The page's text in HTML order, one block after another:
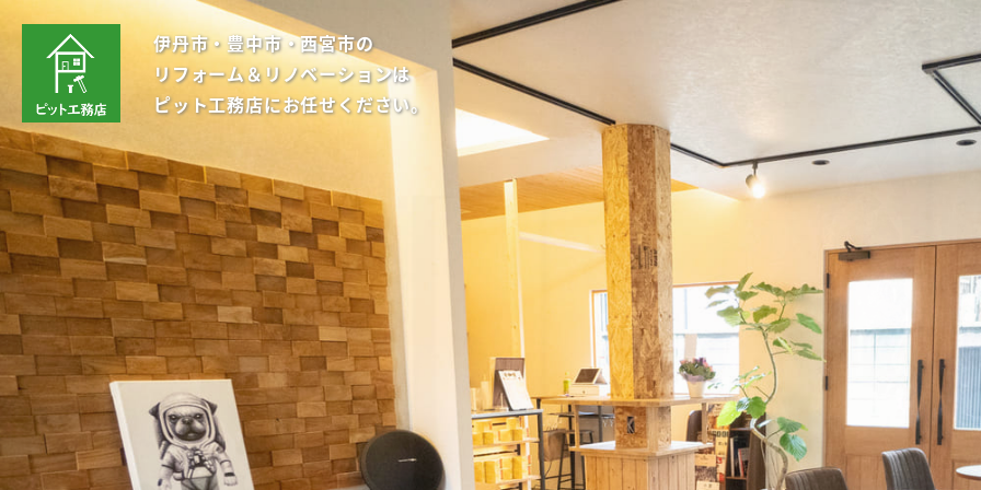
伊丹市・豊中市・西宮市の
リフォーム＆リノベーションは
ピット工務店にお任せください。